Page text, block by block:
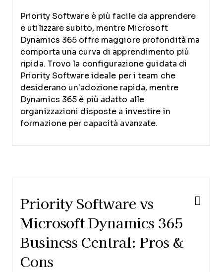
Priority Software è più facile da apprendere
e utilizzare subito, mentre Microsoft
Dynamics 365 offre maggiore profondità ma
comporta una curva di apprendimento più
ripida. Trovo la configurazione guidata di
Priority Software ideale per i team che
desiderano un’adozione rapida, mentre
Dynamics 365 è più adatto alle
organizzazioni disposte a investire in
formazione per capacità avanzate.
Priority Software vs
Microsoft Dynamics 365
Business Central: Pros &
Cons